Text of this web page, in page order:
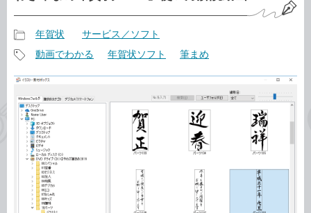
事
カ
テ
ゴ
リ
年賀状 サービス／ソフト
事
タ
グ
動画でわかる 年賀状ソフト 筆まめ